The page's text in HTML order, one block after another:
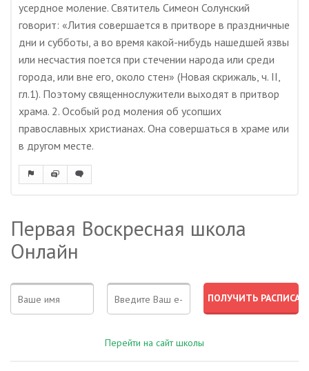
усердное моление. Святитель Симеон Солунский
говорит: «Лития совершается в притворе в праздничные
дни и субботы, а во время какой-нибудь нашедшей язвы
или несчастия поется при стечении народа или среди
города, или вне его, около стен» (Новая скрижаль, ч. II,
гл.1). Поэтому священнослужители выходят в притвор
храма. 2. Особый род моления об усопших
православных христианах. Она совершаться в храме или
в другом месте.
Первая Воскресная школа
Онлайн
Перейти на сайт школы